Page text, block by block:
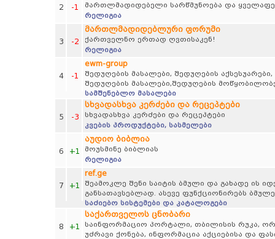
2 -1
მართლმადიდებელი სარწმუნოება და
რელიგია
3 -2
მართლმადიდებლური ფორუმი
ქართველნო ერთად ღვთისაკენ!
რელიგია
4 -1
ewm-group
შედუღების მასალები, შედუღების
შედუღების მასალები,შედუღების
სამშენებლო მასალები
5 -3
სხვადასხვა კერძები და რეცეპტები
სხვადასხვა კერძები და რეცეპტები
კვების პროდუქტები, სასმელები
6 +1
აუდიო ბიბლია
მოუსმინე ბიბლიას
რელიგია
7 +1
ref.ge
შეამოკლე შენი საიტის ბმული და გახადე ის
განსათავსებლად. ასევე ფუნქციონირებს
საძიებო სისტემები და კატალოგები
8 +1
საქართველოს ცნობარი
საინფორმაციო პორტალი, თბილისის რუკა,
უძრავი ქონება, ინფორმაცია აქციებისა და